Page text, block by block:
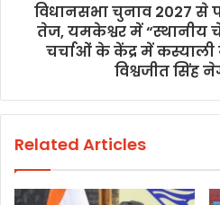
विधानसभा चुनाव 2027 से
तेज, यमकेश्वर में “स्थानीय
चर्चाओं के केंद्र में कस्याली
विश्वजीत सिंह
Related Articles